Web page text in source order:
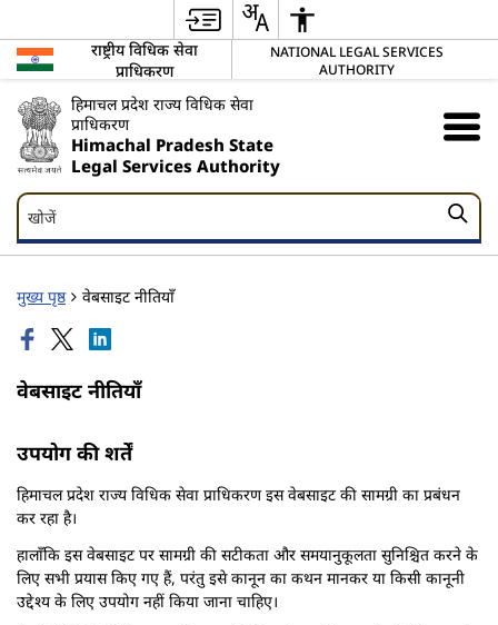
राष्ट्रीय विधिक सेवा
प्राधिकरण
NATIONAL LEGAL SERVICES
AUTHORITY
हिमाचल प्रदेश राज्य विधिक सेवा
प्राधिकरण
Himachal Pradesh State
Legal Services Authority
खोजें
खोजें
मुख्य पृष्ठ वेबसाइट नीतियाँ
वेबसाइट नीतियाँ
उपयोग की शर्तें
हिमाचल प्रदेश राज्य विधिक सेवा प्राधिकरण इस वेबसाइट की सामग्री का प्रबंधन
कर रहा है।
हालाँकि इस वेबसाइट पर सामग्री की सटीकता और समयानुकूलता सुनिश्चित करने के
लिए सभी प्रयास किए गए हैं, परंतु इसे कानून का कथन मानकर या किसी कानूनी
उद्देश्य के लिए उपयोग नहीं किया जाना चाहिए।